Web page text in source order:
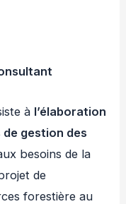
à l’élaboration
gestion des
besoins de la
de
forestière au